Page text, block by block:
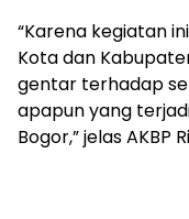
“Karena kegiatan
Kota dan
gentar terhadap
apapun yang
Bogor,” jelas AKBP